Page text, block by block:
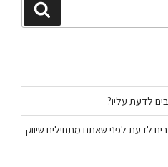
חייבים לדעת לפני שאתם מתחילים שיווק